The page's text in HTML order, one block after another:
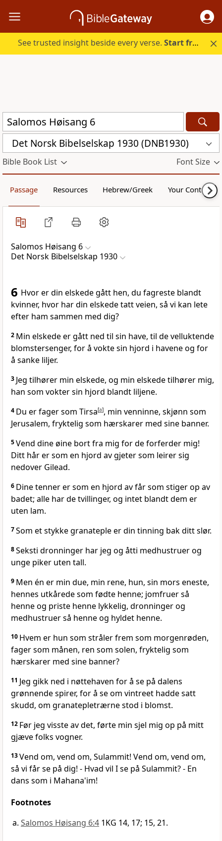
See trusted insight beside every verse.Start free.
Det Norsk Bibelselskap 1930 (DNB1930)
Bible Book List Font Size
Passage Resources Hebrew/Greek Your Content
Salomos Høisang 6
Det Norsk Bibelselskap 1930
6 Hvor er din elskede gått hen, du fagreste blandt
kvinner, hvor har din elskede tatt veien, så vi kan lete
efter ham sammen med dig?
2 Min elskede er gått ned til sin have, til de velluktende
blomstersenger, for å vokte sin hjord i havene og for
å sanke liljer.
3 Jeg tilhører min elskede, og min elskede tilhører mig,
han som vokter sin hjord blandt liljene.
4 Du er fager som Tirsa[a], min venninne, skjønn som
Jerusalem, fryktelig som hærskarer med sine banner.
5Vend dine øine bort fra mig for de forferder mig!
Ditt hår er som en hjord av gjeter som leirer sig
nedover Gilead.
6 Dine tenner er som en hjord av får som stiger op av
badet; alle har de tvillinger, og intet blandt dem er
uten lam.
7Som et stykke granateple er din tinning bak ditt slør.
8Seksti dronninger har jeg og åtti medhustruer og
unge piker uten tall.
9 Men én er min due, min rene, hun, sin mors eneste,
hennes utkårede som fødte henne; jomfruer så
henne og priste henne lykkelig, dronninger og
medhustruer så henne og hyldet henne.
10 Hvem er hun som stråler frem som morgenrøden,
fager som månen, ren som solen, fryktelig som
hærskarer med sine banner?
11 Jeg gikk ned i nøttehaven for å se på dalens
grønnende spirer, for å se om vintreet hadde satt
skudd, om granatepletrærne stod i blomst.
12 Før jeg visste av det, førte min sjel mig op på mitt
gjæve folks vogner.
13Vend om, vend om, Sulammit! Vend om, vend om,
så vi får se på dig! - Hvad vil I se på Sulammit? - En
dans som i Mahana'im!
Footnotes
Salomos Høisang 6:4 1KG 14, 17; 15, 21.